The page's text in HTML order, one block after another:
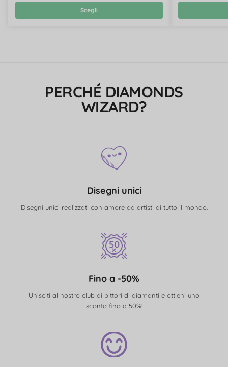
Scegli
PERCHÉ DIAMONDS
WIZARD?
Disegni unici
Disegni unici realizzati con amore da artisti di tutto il mondo.
Fino a -50%
Unisciti al nostro club di pittori di diamanti e ottieni uno
sconto fino a 50%!